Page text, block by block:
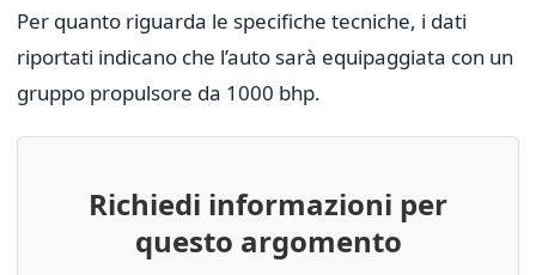
Per quanto riguarda le specifiche tecniche, i dati
riportati indicano che l’auto sarà equipaggiata con un
gruppo propulsore da 1000 bhp.
Richiedi informazioni per
questo argomento